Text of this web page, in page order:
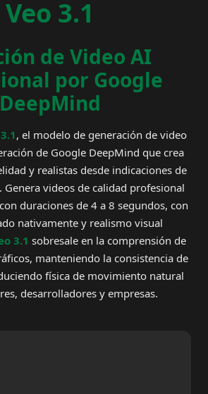
Veo 3.1
de Video AI
por Google
DeepMind
, el modelo de generación de video
de Google DeepMind que crea
y realistas desde indicaciones de
Genera videos de calidad profesional
duraciones de 4 a 8 segundos, con
nativamente y realismo visual
3.1 sobresale en la comprensión de
manteniendo la consistencia de
física de movimiento natural
desarrolladores y empresas.